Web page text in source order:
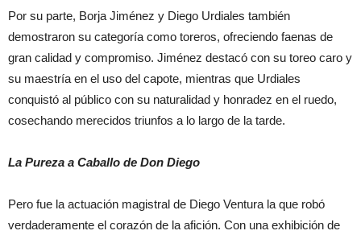
Por su parte, Borja Jiménez y Diego Urdiales también
demostraron su categoría como toreros, ofreciendo faenas de
gran calidad y compromiso. Jiménez destacó con su toreo caro y
su maestría en el uso del capote, mientras que Urdiales
conquistó al público con su naturalidad y honradez en el ruedo,
cosechando merecidos triunfos a lo largo de la tarde.
La Pureza a Caballo de Don Diego
Pero fue la actuación magistral de Diego Ventura la que robó
verdaderamente el corazón de la afición. Con una exhibición de